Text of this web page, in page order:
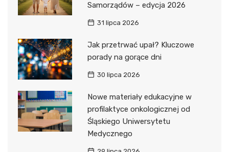
Samorządów – edycja 2026
31 lipca 2026
Jak przetrwać upał? Kluczowe
porady na gorące dni
30 lipca 2026
Nowe materiały edukacyjne w
profilaktyce onkologicznej od
Śląskiego Uniwersytetu
Medycznego